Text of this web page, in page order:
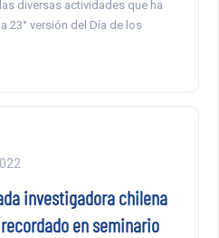
diversas actividades que ha
23° versión del Día de los
investigadora chilena
en seminario